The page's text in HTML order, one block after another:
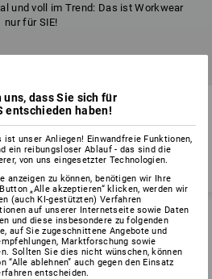
und voll im Trend: Das ist Workwear
nur für SIE!
KOLLABORATIONEN
1
uns, dass Sie sich für
entschieden haben!
unser Anliegen! Einwandfreie Funktionen,
ein reibungsloser Ablauf - das sind die
von uns eingesetzter Technologien.
anzeigen zu können, benötigen wir Ihre
„Alle akzeptieren“ klicken, werden wir
(auch KI-gestützten) Verfahren
auf unserer Internetseite sowie Daten
und diese insbesondere zu folgenden
auf Sie zugeschnittene Angebote und
Marktforschung sowie
Sollten Sie dies nicht wünschen, können
ablehnen” auch gegen den Einsatz
entscheiden.